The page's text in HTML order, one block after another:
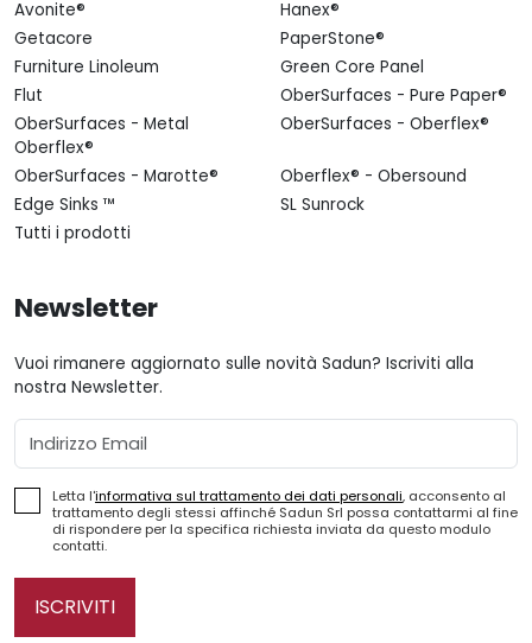
Avonite®
Hanex®
Getacore
PaperStone®
Furniture Linoleum
Green Core Panel
Flut
OberSurfaces - Pure Paper®
OberSurfaces - Metal
Oberflex®
OberSurfaces - Oberflex®
OberSurfaces - Marotte®
Oberflex® - Obersound
Edge Sinks ™
SL Sunrock
Tutti i prodotti
Newsletter
Vuoi rimanere aggiornato sulle novità Sadun? Iscriviti alla
nostra Newsletter.
Email
Letta l'informativa sul trattamento dei dati personali, acconsento al
trattamento degli stessi affinché Sadun Srl possa contattarmi al fine
di rispondere per la specifica richiesta inviata da questo modulo
contatti.
ISCRIVITI